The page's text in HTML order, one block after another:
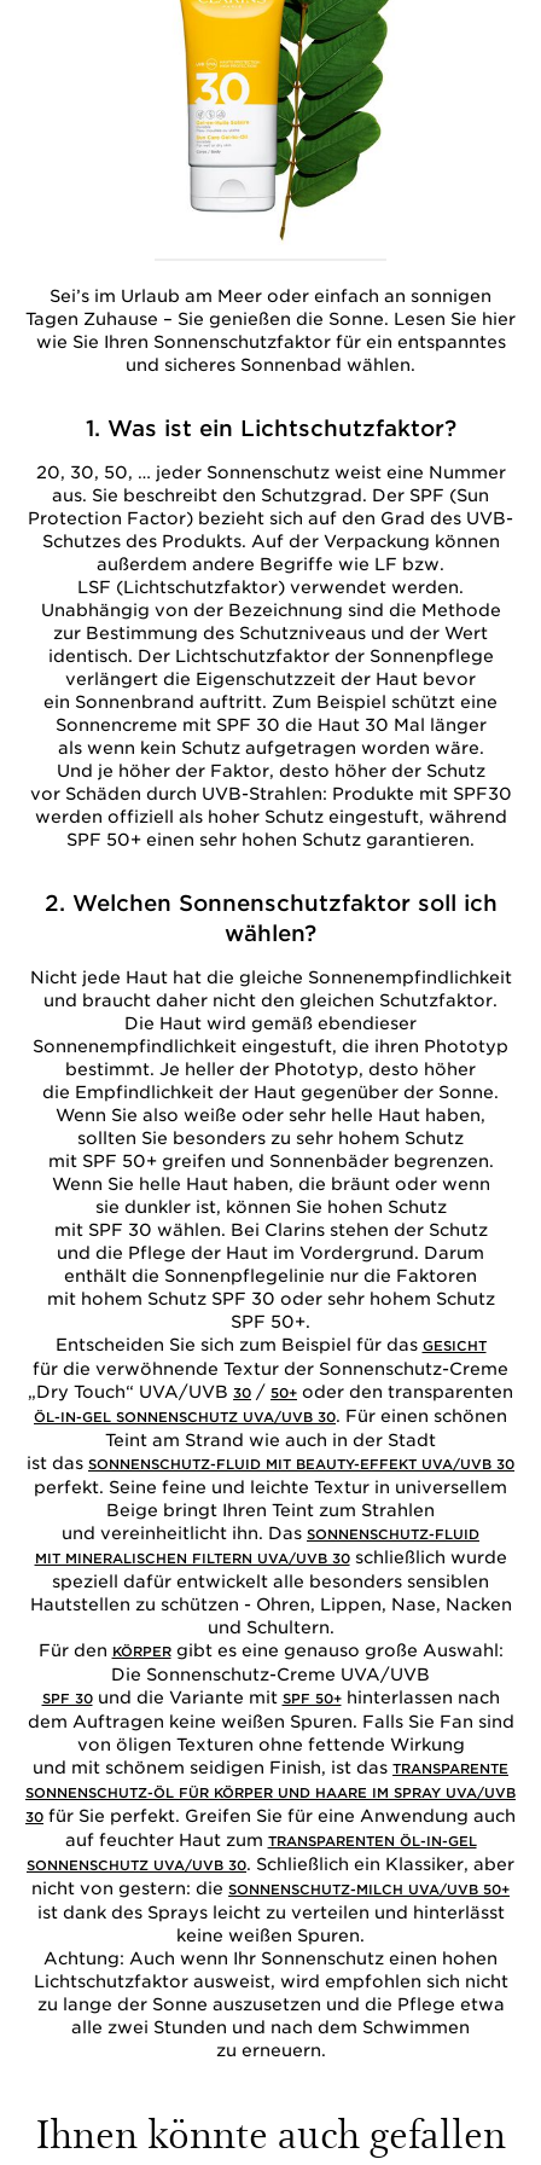
Sei’s im Urlaub am Meer oder einfach an sonnigen
Tagen Zuhause – Sie genießen die Sonne. Lesen Sie hier
wie Sie Ihren Sonnenschutzfaktor für ein entspanntes
und sicheres Sonnenbad wählen.
1. Was ist ein Lichtschutzfaktor?
20, 30, 50, … jeder Sonnenschutz weist eine Nummer
aus. Sie beschreibt den Schutzgrad. Der SPF (Sun
Protection Factor) bezieht sich auf den Grad des UVB-
Schutzes des Produkts. Auf der Verpackung können
außerdem andere Begriffe wie LF bzw.
LSF (Lichtschutzfaktor) verwendet werden.
Unabhängig von der Bezeichnung sind die Methode
zur Bestimmung des Schutzniveaus und der Wert
identisch. Der Lichtschutzfaktor der Sonnenpflege
verlängert die Eigenschutzzeit der Haut bevor
ein Sonnenbrand auftritt. Zum Beispiel schützt eine
Sonnencreme mit SPF 30 die Haut 30 Mal länger
als wenn kein Schutz aufgetragen worden wäre.
Und je höher der Faktor, desto höher der Schutz
vor Schäden durch UVB-Strahlen: Produkte mit SPF30
werden offiziell als hoher Schutz eingestuft, während
SPF 50+ einen sehr hohen Schutz garantieren.
2. Welchen Sonnenschutzfaktor soll ich
wählen?
Nicht jede Haut hat die gleiche Sonnenempfindlichkeit
und braucht daher nicht den gleichen Schutzfaktor.
Die Haut wird gemäß ebendieser
Sonnenempfindlichkeit eingestuft, die ihren Phototyp
bestimmt. Je heller der Phototyp, desto höher
die Empfindlichkeit der Haut gegenüber der Sonne.
Wenn Sie also weiße oder sehr helle Haut haben,
sollten Sie besonders zu sehr hohem Schutz
mit SPF 50+ greifen und Sonnenbäder begrenzen.
Wenn Sie helle Haut haben, die bräunt oder wenn
sie dunkler ist, können Sie hohen Schutz
mit SPF 30 wählen. Bei Clarins stehen der Schutz
und die Pflege der Haut im Vordergrund. Darum
enthält die Sonnenpflegelinie nur die Faktoren
mit hohem Schutz SPF 30 oder sehr hohem Schutz
SPF 50+.
Entscheiden Sie sich zum Beispiel für das GESICHT
für die verwöhnende Textur der Sonnenschutz-Creme
„Dry Touch“ UVA/UVB 30 / 50+ oder den transparenten
ÖL-IN-GEL SONNENSCHUTZ UVA/UVB 30. Für einen schönen
Teint am Strand wie auch in der Stadt
ist das SONNENSCHUTZ-FLUID MIT BEAUTY-EFFEKT UVA/UVB 30
perfekt. Seine feine und leichte Textur in universellem
Beige bringt Ihren Teint zum Strahlen
und vereinheitlicht ihn. Das SONNENSCHUTZ-FLUID
MIT MINERALISCHEN FILTERN UVA/UVB 30schließlich wurde
speziell dafür entwickelt alle besonders sensiblen
Hautstellen zu schützen - Ohren, Lippen, Nase, Nacken
und Schultern.
Für den KÖRPERgibt es eine genauso große Auswahl:
Die Sonnenschutz-Creme UVA/UVB
SPF 30und die Variante mit SPF 50+hinterlassen nach
dem Auftragen keine weißen Spuren. Falls Sie Fan sind
von öligen Texturen ohne fettende Wirkung
und mit schönem seidigen Finish, ist das TRANSPARENTE
SONNENSCHUTZ-ÖL FÜR KÖRPER UND HAARE IM SPRAY UVA/UVB
30 für Sie perfekt. Greifen Sie für eine Anwendung auch
auf feuchter Haut zum TRANSPARENTEN ÖL-IN-GEL
SONNENSCHUTZ UVA/UVB 30. Schließlich ein Klassiker, aber
nicht von gestern: die SONNENSCHUTZ-MILCH UVA/UVB 50+
ist dank des Sprays leicht zu verteilen und hinterlässt
keine weißen Spuren.
Achtung: Auch wenn Ihr Sonnenschutz einen hohen
Lichtschutzfaktor ausweist, wird empfohlen sich nicht
zu lange der Sonne auszusetzen und die Pflege etwa
alle zwei Stunden und nach dem Schwimmen
zu erneuern.
Ihnen könnte auch gefallen